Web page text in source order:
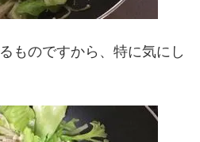
ものですから、特に気にし